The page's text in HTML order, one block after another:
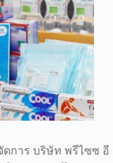
ดการ บริษัท พรีไซซ อี